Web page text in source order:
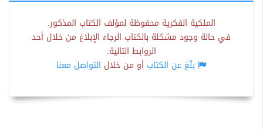
الملكية الفكرية محفوظة لمؤلف الكتاب المذكور.
في حالة وجود مشكلة بالكتاب الرجاء الإبلاغ من خلال أحد
الروابط التالية:
بلّغ عن الكتاب أو من خلال التواصل معنا